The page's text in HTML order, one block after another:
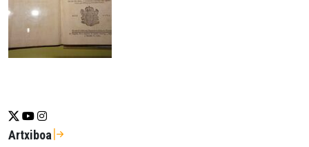
Se abrirá nueva ventana-twitter
Se abrirá nueva ventana-youtube
Se abrirá nueva ventana-instragram
Artxiboa